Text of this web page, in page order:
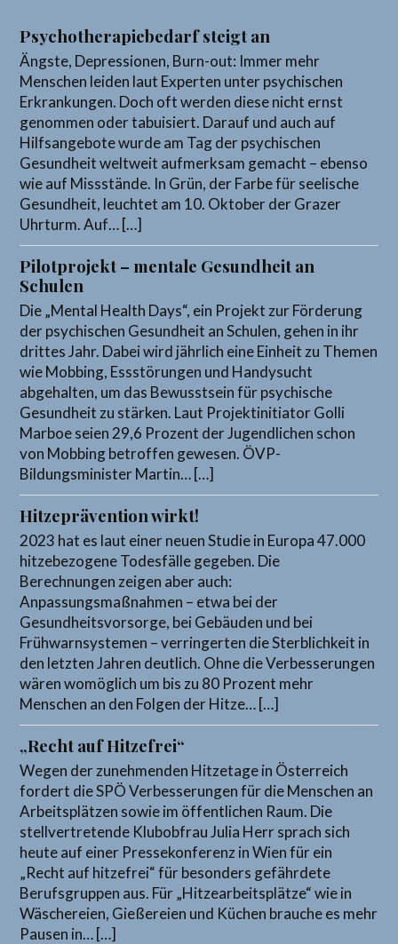
Psychotherapiebedarf steigt an
Ängste, Depressionen, Burn-out: Immer mehr
Menschen leiden laut Experten unter psychischen
Erkrankungen. Doch oft werden diese nicht ernst
genommen oder tabuisiert. Darauf und auch auf
Hilfsangebote wurde am Tag der psychischen
Gesundheit weltweit aufmerksam gemacht – ebenso
wie auf Missstände. In Grün, der Farbe für seelische
Gesundheit, leuchtet am 10. Oktober der Grazer
Uhrturm. Auf… […]
Pilotprojekt – mentale Gesundheit an
Schulen
Die „Mental Health Days“, ein Projekt zur Förderung
der psychischen Gesundheit an Schulen, gehen in ihr
drittes Jahr. Dabei wird jährlich eine Einheit zu Themen
wie Mobbing, Essstörungen und Handysucht
abgehalten, um das Bewusstsein für psychische
Gesundheit zu stärken. Laut Projektinitiator Golli
Marboe seien 29,6 Prozent der Jugendlichen schon
von Mobbing betroffen gewesen. ÖVP-
Bildungsminister Martin… […]
Hitzeprävention wirkt!
2023 hat es laut einer neuen Studie in Europa 47.000
hitzebezogene Todesfälle gegeben. Die
Berechnungen zeigen aber auch:
Anpassungsmaßnahmen – etwa bei der
Gesundheitsvorsorge, bei Gebäuden und bei
Frühwarnsystemen – verringerten die Sterblichkeit in
den letzten Jahren deutlich. Ohne die Verbesserungen
wären womöglich um bis zu 80 Prozent mehr
Menschen an den Folgen der Hitze… […]
„Recht auf Hitzefrei“
Wegen der zunehmenden Hitzetage in Österreich
fordert die SPÖ Verbesserungen für die Menschen an
Arbeitsplätzen sowie im öffentlichen Raum. Die
stellvertretende Klubobfrau Julia Herr sprach sich
heute auf einer Pressekonferenz in Wien für ein
„Recht auf hitzefrei“ für besonders gefährdete
Berufsgruppen aus. Für „Hitzearbeitsplätze“ wie in
Wäschereien, Gießereien und Küchen brauche es mehr
Pausen in… […]